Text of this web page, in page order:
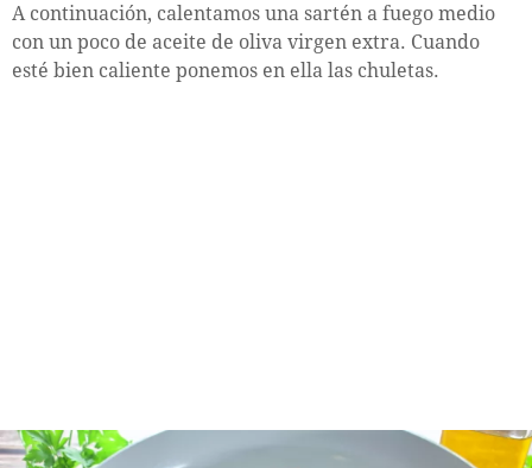
A continuación, calentamos una sartén a fuego medio
con un poco de aceite de oliva virgen extra. Cuando
esté bien caliente ponemos en ella las chuletas.